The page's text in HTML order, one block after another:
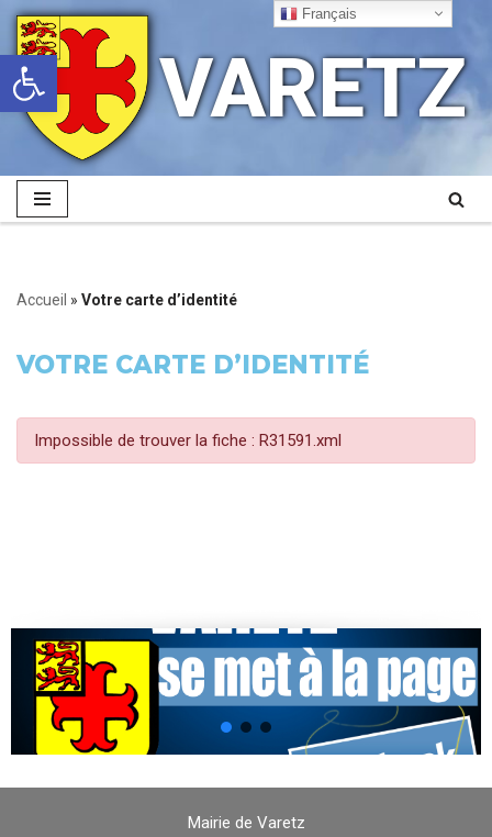
Ouvrir la barre d’outils
Aller
au
contenu
VARETZ
Accueil » Votre carte d’identité
VOTRE CARTE D’IDENTITÉ
Impossible de trouver la fiche : R31591.xml
Mairie de Varetz
Français